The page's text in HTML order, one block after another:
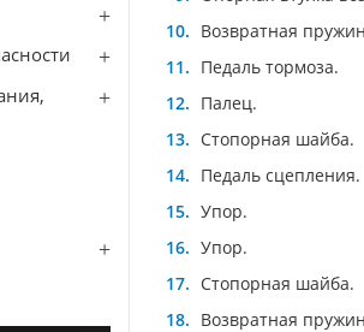
Возвратная
Педаль тормоза.
Палец.
Стопорная шайба.
Педаль сцепления.
Упор.
Упор.
Стопорная шайба.
Возвратная